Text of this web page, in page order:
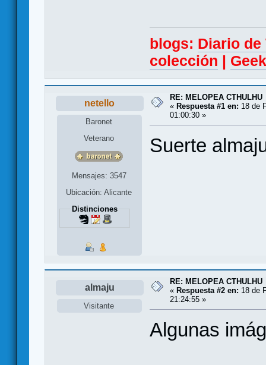
blogs: Diario
colección |
netello
Baronet
Veterano
Mensajes: 3547
Ubicación: Alicante
Distinciones
RE: MELOPEA CTHULHU
« Respuesta #1 en: 18 de
01:00:30 »
Suerte
almaju
Visitante
RE: MELOPEA CTHULHU
« Respuesta #2 en: 18 de
21:24:55 »
Algunas